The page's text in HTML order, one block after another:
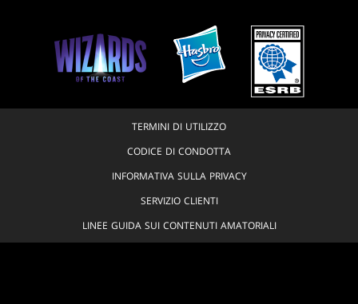
TERMINI DI UTILIZZO
CODICE DI CONDOTTA
INFORMATIVA SULLA PRIVACY
SERVIZIO CLIENTI
LINEE GUIDA SUI CONTENUTI AMATORIALI